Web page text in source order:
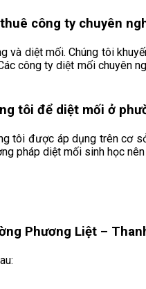
công ty chuyên
và diệt mối. Chúng tôi
công ty diệt mối chuyên
tôi để diệt mối ở
tôi được áp dụng trên cơ
pháp diệt mối sinh học
Phương Liệt –